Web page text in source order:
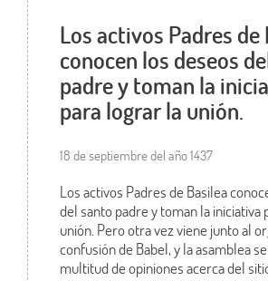
Los activos Padres de
conocen los deseos
padre y toman la
para lograr la unión.
18 de septiembre del año 1437
Los activos Padres de Basilea
del santo padre y toman la iniciativa
unión. Pero otra vez viene junto al
confusión de Babel, y la asamblea
multitud de opiniones acerca del